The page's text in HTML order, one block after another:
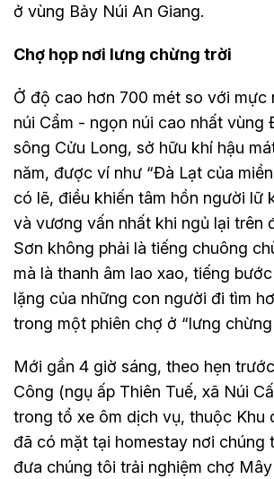
ở vùng Bảy Núi An Giang.
Chợ họp nơi lưng chừng trời
Ở độ cao hơn 700 mét so với mực
núi Cẩm - ngọn núi cao nhất vùng
sông Cửu Long, sở hữu khí hậu
năm, được ví như “Đà Lạt của
có lẽ, điều khiến tâm hồn người lữ
và vương vấn nhất khi ngủ lại trên
Sơn không phải là tiếng chuông
mà là thanh âm lao xao, tiếng
lặng của những con người đi tìm
trong một phiên chợ ở “lưng chừng
Mới gần 4 giờ sáng, theo hẹn
Công (ngụ ấp Thiên Tuế, xã Núi
trong tổ xe ôm dịch vụ, thuộc Khu
đã có mặt tại homestay nơi chúng
đưa chúng tôi trải nghiệm chợ Mây